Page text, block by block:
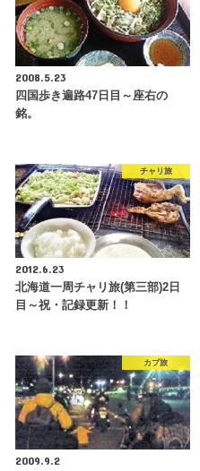
2008.5.23
四国歩き遍路47日目～座右の
銘。
チャリ旅
2012.6.23
北海道一周チャリ旅(第三部)2日
目～祝・記録更新！！
カブ旅
2009.9.2